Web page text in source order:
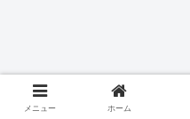
メニュー ホーム